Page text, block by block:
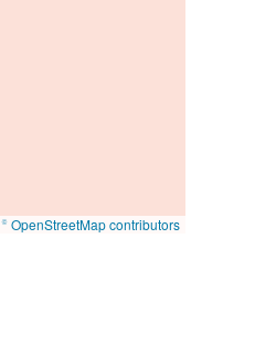
© OpenStreetMap contributors